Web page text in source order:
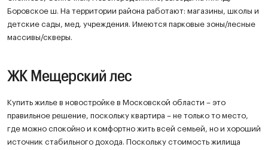
Боровское ш. На территории района работают: магазины, школы и
детские сады, мед. учреждения. Имеются парковые зоны/лесные
массивы/скверы.
ЖК Мещерский лес
Купить жилье в новостройке в Московской области – это
правильное решение, поскольку квартира – не только то место,
где можно спокойно и комфортно жить всей семьей, но и хороший
источник стабильного дохода. Поскольку стоимость жилища